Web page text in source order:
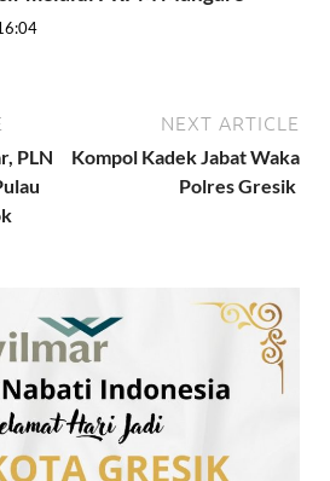
PLN
NEXT ARTICLE
Kompol Kadek Jabat Waka
Polres Gresik